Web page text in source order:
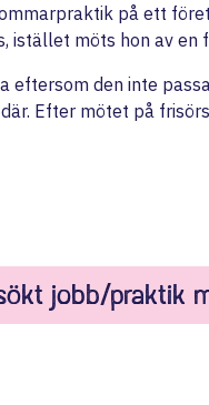
på ett
möts hon av en
eftersom den inte
Efter mötet på
jobb/praktik